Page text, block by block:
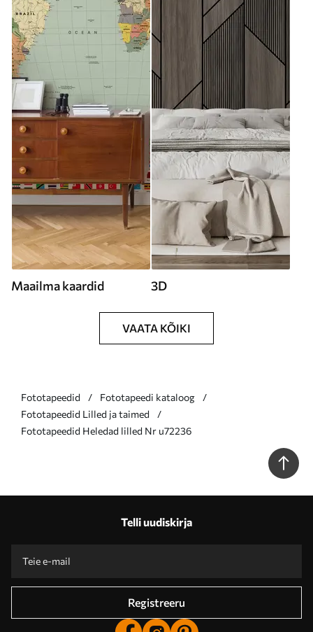
Maailma kaardid 3D
VAATA KÕIKI
Fototapeedid
Fototapeedi kataloog
Fototapeedid Lilled ja taimed
Fototapeedid Heledad lilled Nr u72236
Telli uudiskirja
Registreeru